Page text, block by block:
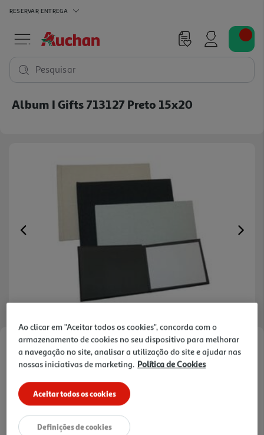
RESERVAR ENTREGA
Pesquisar
Album I Gifts 713127 Preto 15x20
Previous
Faça a sua avaliação
Ref. / EAN: 8437022927381
9,99 €
Ao clicar em "Aceitar todos os cookies", concorda com o
armazenamento de cookies no seu dispositivo para melhorar
a navegação no site, analisar a utilização do site e ajudar nas
nossas iniciativas de marketing. Política de Cookies
Aceitar todos os cookies
Definições de cookies